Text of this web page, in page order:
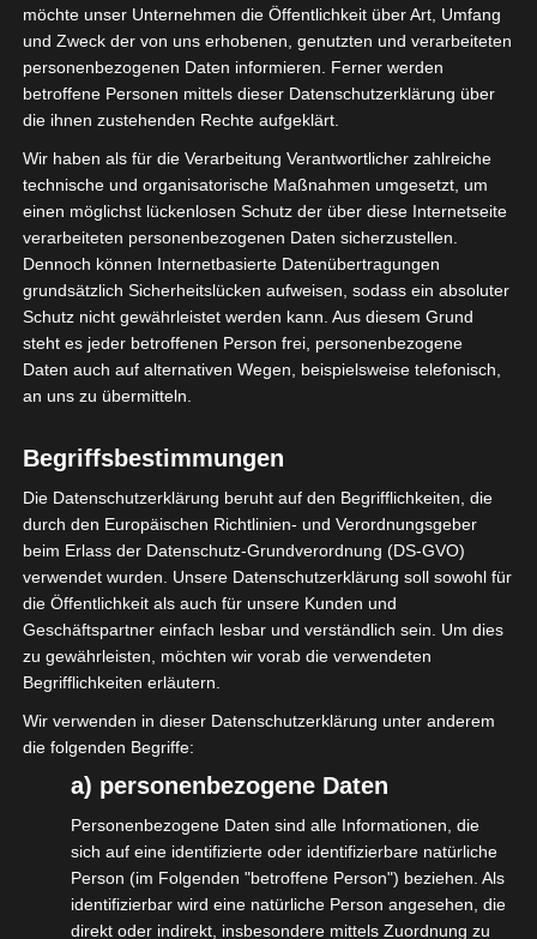
Diesen Beitrag teilen
Mitglied Werden
Interessengemeinschaft der
möchte unser Unternehmen die Öffentlichkeit über Art, Umfang
und Zweck der von uns erhobenen, genutzten und verarbeiteten
personenbezogenen Daten informieren. Ferner werden
betroffene Personen mittels dieser Datenschutzerklärung über
die ihnen zustehenden Rechte aufgeklärt.
Wir haben als für die Verarbeitung Verantwortlicher zahlreiche
technische und organisatorische Maßnahmen umgesetzt, um
einen möglichst lückenlosen Schutz der über diese Internetseite
verarbeiteten personenbezogenen Daten sicherzustellen.
Dennoch können Internetbasierte Datenübertragungen
grundsätzlich Sicherheitslücken aufweisen, sodass ein absoluter
Schutz nicht gewährleistet werden kann. Aus diesem Grund
steht es jeder betroffenen Person frei, personenbezogene
Daten auch auf alternativen Wegen, beispielsweise telefonisch,
an uns zu übermitteln.
Begriffsbestimmungen
Die Datenschutzerklärung beruht auf den Begrifflichkeiten, die
durch den Europäischen Richtlinien- und Verordnungsgeber
beim Erlass der Datenschutz-Grundverordnung (DS-GVO)
verwendet wurden. Unsere Datenschutzerklärung soll sowohl für
die Öffentlichkeit als auch für unsere Kunden und
Geschäftspartner einfach lesbar und verständlich sein. Um dies
zu gewährleisten, möchten wir vorab die verwendeten
Begrifflichkeiten erläutern.
Wir verwenden in dieser Datenschutzerklärung unter anderem
die folgenden Begriffe:
a) personenbezogene Daten
Personenbezogene Daten sind alle Informationen, die
sich auf eine identifizierte oder identifizierbare natürliche
Person (im Folgenden "betroffene Person") beziehen. Als
identifizierbar wird eine natürliche Person angesehen, die
direkt oder indirekt, insbesondere mittels Zuordnung zu